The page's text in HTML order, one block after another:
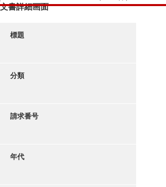
文書詳細画面
標題
分類
請求番号
年代